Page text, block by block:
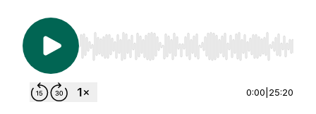
Use Left/Right to seek, Home/End to jump to
0:00 25:20